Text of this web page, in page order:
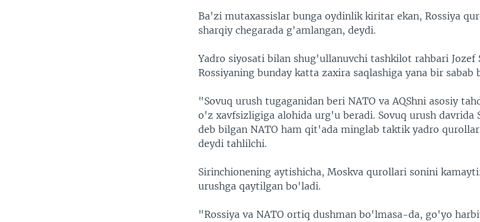
Ba'zi mutaxassislar bunga oydinlik kiritar ekan, Rossiya
sharqiy chegarada g'amlangan, deydi.
Yadro siyosati bilan shug'ullanuvchi tashkilot rahbari Jozef
Rossiyaning bunday katta zaxira saqlashiga yana bir sabab
"Sovuq urush tugaganidan beri NATO va AQShni asosiy
o'z xavfsizligiga alohida urg'u beradi. Sovuq urush davrida
deb bilgan NATO ham qit'ada minglab taktik yadro
deydi tahlilchi.
Sirinchionening aytishicha, Moskva qurollari sonini
urushga qaytilgan bo'ladi.
"Rossiya va NATO ortiq dushman bo'lmasa-da, go'yo